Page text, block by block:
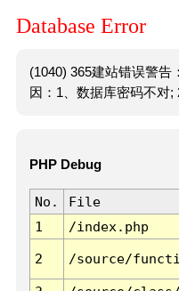
Database Error
(1040) 365建站错误警告
因：1、数据库密码不对;
PHP Debug
No. File
1
/index.php
2 /source/